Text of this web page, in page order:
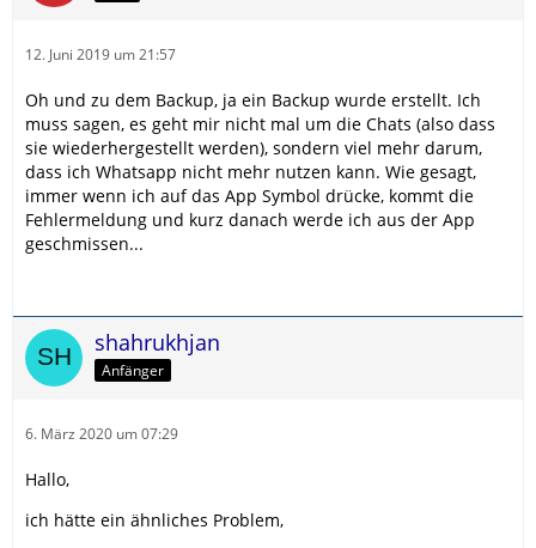
12. Juni 2019 um 21:57
Oh und zu dem Backup, ja ein Backup wurde erstellt. Ich
muss sagen, es geht mir nicht mal um die Chats (also dass
sie wiederhergestellt werden), sondern viel mehr darum,
dass ich Whatsapp nicht mehr nutzen kann. Wie gesagt,
immer wenn ich auf das App Symbol drücke, kommt die
Fehlermeldung und kurz danach werde ich aus der App
geschmissen...
shahrukhjan
Anfänger
6. März 2020 um 07:29
Hallo,
ich hätte ein ähnliches Problem,